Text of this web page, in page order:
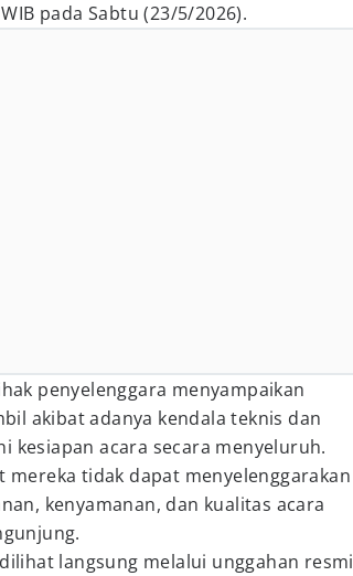
pada Sabtu (23/5/2026).
penyelenggara menyampaikan
akibat adanya kendala teknis dan
kesiapan acara secara menyeluruh.
mereka tidak dapat menyelenggarakan
kenyamanan, dan kualitas acara
langsung melalui unggahan resmi